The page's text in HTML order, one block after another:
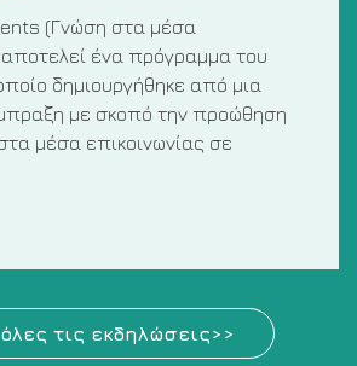
(Γνώση στα μέσα
αποτελεί ένα πρόγραμμα του
δημιουργήθηκε από μια
με σκοπό την προώθηση
μέσα επικοινωνίας σε
τις εκδηλώσεις>>